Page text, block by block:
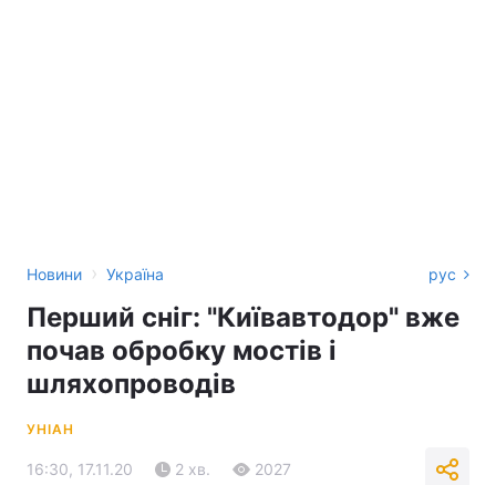
Новини › Україна рус
Перший сніг: "Київавтодор" вже
почав обробку мостів і
шляхопроводів
УНІАН
16:30, 17.11.20 2 хв. 2027